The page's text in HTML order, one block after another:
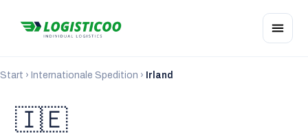
Start › Internationale Spedition › Irland
🇮🇪